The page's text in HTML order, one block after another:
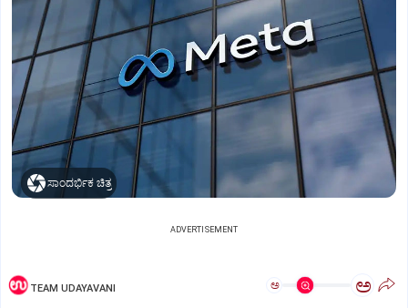
ಸಾಂದರ್ಭಿಕ ಚಿತ್ರ
ADVERTISEMENT
TEAM UDAYAVANI ಅ ಅ